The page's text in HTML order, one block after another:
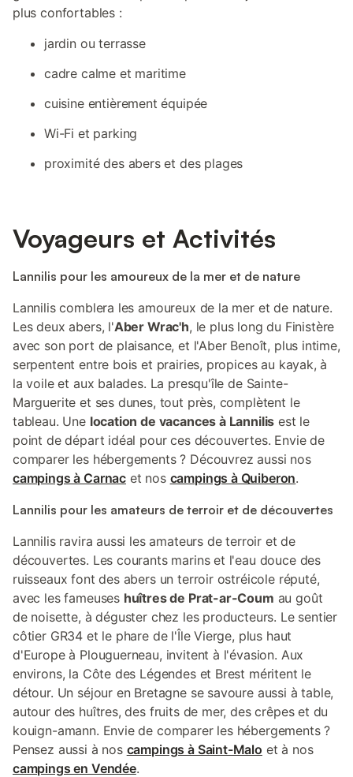
plus confortables :
jardin ou terrasse
cadre calme et maritime
cuisine entièrement équipée
Wi-Fi et parking
proximité des abers et des plages
Voyageurs et Activités
Lannilis pour les amoureux de la mer et de nature
Lannilis comblera les amoureux de la mer et de nature.
Les deux abers, l'Aber Wrac'h, le plus long du Finistère
avec son port de plaisance, et l'Aber Benoît, plus intime,
serpentent entre bois et prairies, propices au kayak, à
la voile et aux balades. La presqu'île de Sainte-
Marguerite et ses dunes, tout près, complètent le
tableau. Une location de vacances à Lannilis est le
point de départ idéal pour ces découvertes. Envie de
comparer les hébergements ? Découvrez aussi nos
campings à Carnac et nos campings à Quiberon.
Lannilis pour les amateurs de terroir et de découvertes
Lannilis ravira aussi les amateurs de terroir et de
découvertes. Les courants marins et l'eau douce des
ruisseaux font des abers un terroir ostréicole réputé,
avec les fameuses huîtres de Prat-ar-Coum au goût
de noisette, à déguster chez les producteurs. Le sentier
côtier GR34 et le phare de l'Île Vierge, plus haut
d'Europe à Plouguerneau, invitent à l'évasion. Aux
environs, la Côte des Légendes et Brest méritent le
détour. Un séjour en Bretagne se savoure aussi à table,
autour des huîtres, des fruits de mer, des crêpes et du
kouign-amann. Envie de comparer les hébergements ?
Pensez aussi à nos campings à Saint-Malo et à nos
campings en Vendée.